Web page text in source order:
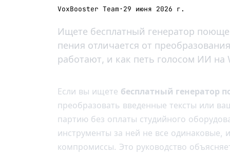
VoxBooster Team · 29 июня 2026 г.
Ищете бесплатный генератор
пения отличается от
работают, и как петь голосом ИИ на
Если вы ищете бесплатный генератор
преобразовать введенные тексты или
партию без оплаты студийного
инструменты за ней не все одинаковые,
компромиссы. Это руководство